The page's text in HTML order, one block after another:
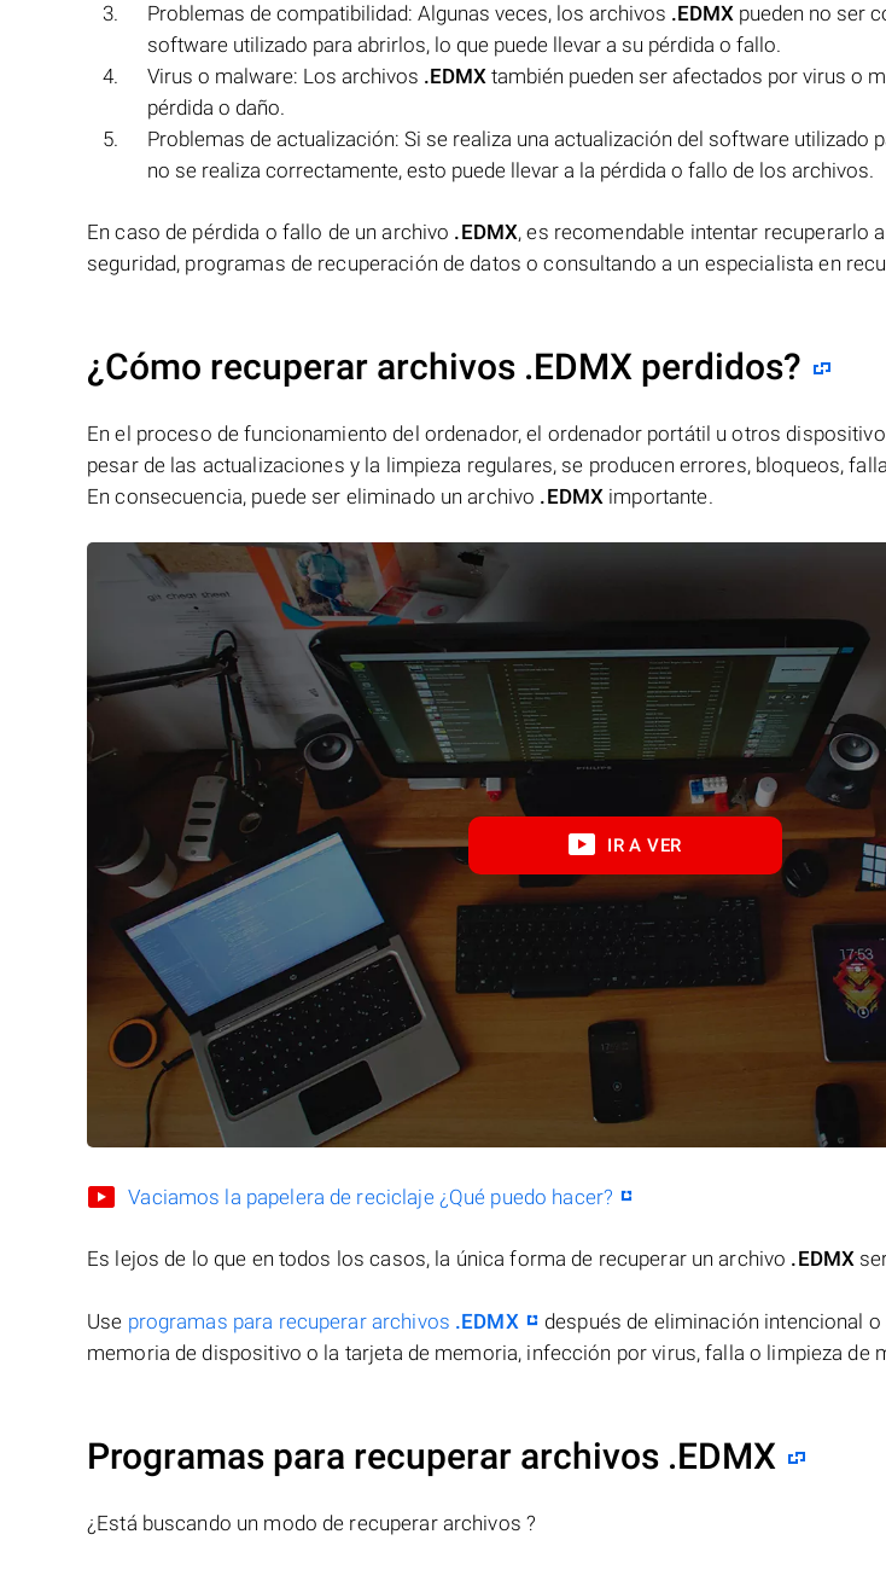
Problemas de compatibilidad: Algunas veces, los archivos .EDMX pueden no ser
software utilizado para abrirlos, lo que puede llevar a su pérdida o fallo.
Virus o malware: Los archivos .EDMX también pueden ser afectados por virus o
pérdida o daño.
Problemas de actualización: Si se realiza una actualización del software utilizado
no se realiza correctamente, esto puede llevar a la pérdida o fallo de los archivos.
En caso de pérdida o fallo de un archivo .EDMX, es recomendable intentar recuperarlo
seguridad, programas de recuperación de datos o consultando a un especialista en
¿Cómo recuperar archivos .EDMX perdidos?
En el proceso de funcionamiento del ordenador, el ordenador portátil u otros
pesar de las actualizaciones y la limpieza regulares, se producen errores, bloqueos,
En consecuencia, puede ser eliminado un archivo .EDMX importante.
IR A VER
Vaciamos la papelera de reciclaje ¿Qué puedo hacer?
Es lejos de lo que en todos los casos, la única forma de recuperar un archivo .EDMX
Use programas para recuperar archivos .EDMX
después de eliminación intencional
memoria de dispositivo o la tarjeta de memoria, infección por virus, falla o limpieza de
Programas para recuperar archivos .EDMX
¿Está buscando un modo de recuperar archivos ?